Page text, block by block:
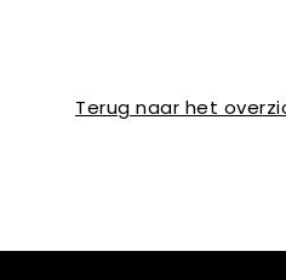
Terug naar het